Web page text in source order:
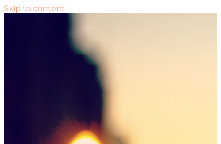
Skip to content